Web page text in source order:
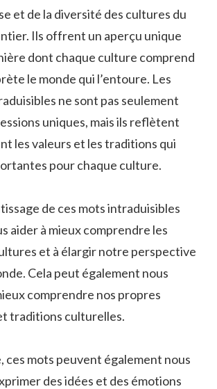
et de la diversité des cultures du
Ils offrent un aperçu unique
dont chaque culture comprend
le monde qui l’entoure. Les
ne sont pas seulement
uniques, mais ils reflètent
les valeurs et les traditions qui
pour chaque culture.
de ces mots intraduisibles
aider à mieux comprendre les
et à élargir notre perspective
Cela peut également nous
comprendre nos propres
traditions culturelles.
ces mots peuvent également nous
des idées et des émotions